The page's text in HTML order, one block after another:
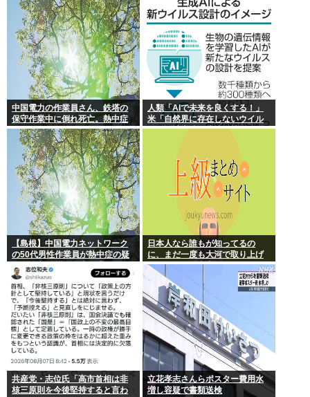
た」イオン「運用を徹底できな
かった可能性」
中国電力の作業員さん、鉄塔の
保守作業中に倒れ死亡。熱中症
か
人類「AIで未来を良くする！」
米「自然界に存在しないウイル
スを設計増殖に成功」技術が進
【島根】中国電力ネットワーク
の50代男性作業員が熱中症の疑
いで死亡 鉄塔の保守作業後に倒
れる 邑南町
日本人なら誰もが知ってるの
に、まだ一度も大河で取り上げ
られてない歴史上の人物
共産党・志位氏「高市首相は非
核三原則を今後堅持すると言わ
立花孝志さんらポスター費用水
増し容疑で書類送検